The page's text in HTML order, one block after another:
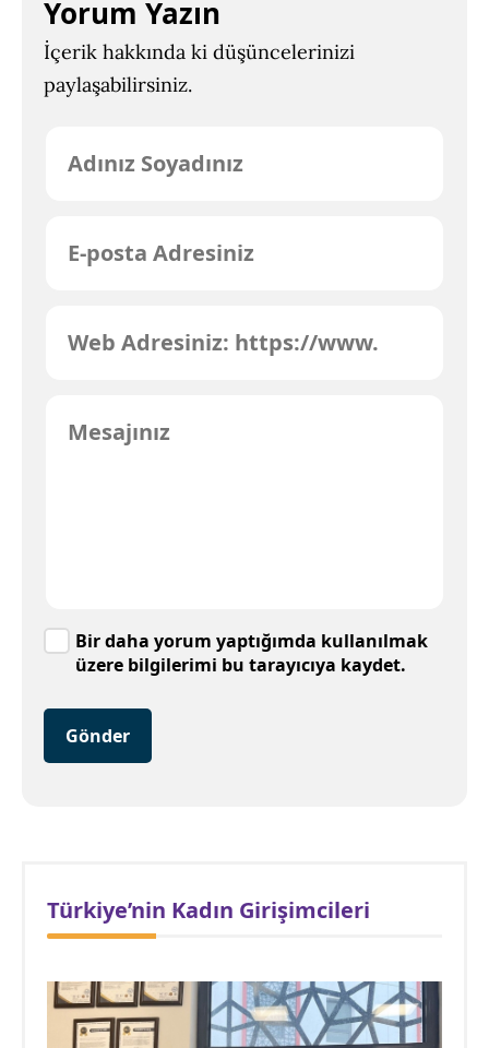
Yorum Yazın
İçerik hakkında ki düşüncelerinizi
paylaşabilirsiniz.
Bir daha yorum yaptığımda kullanılmak
üzere bilgilerimi bu tarayıcıya kaydet.
Gönder
Türkiye’nin Kadın Girişimcileri